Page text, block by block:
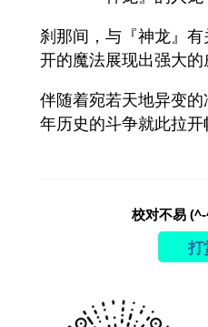
刹那间，与『神龙』
开的魔法展现出强大的
伴随着宛若天地异变
年历史的斗争就此拉开
校对不易
打